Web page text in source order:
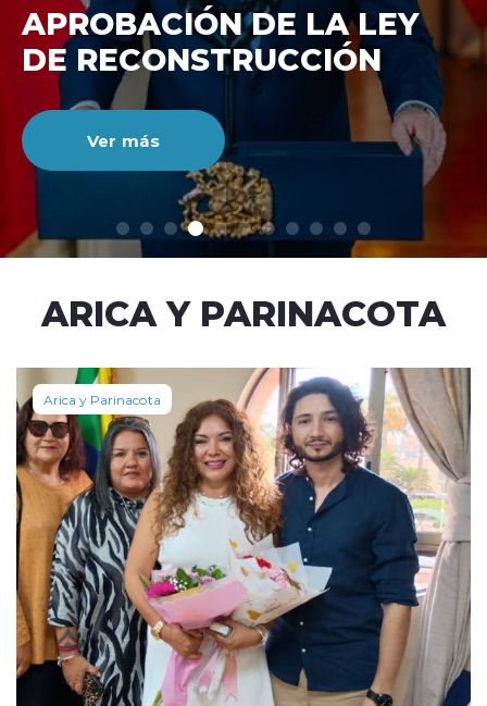
modo claro
DE RECONSTRUCCIÓ
NACIONAL
Ver más
ARICA Y PARINACOTA
Arica y Parinacota